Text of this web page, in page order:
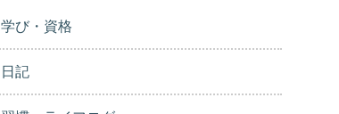
学び・資格
日記